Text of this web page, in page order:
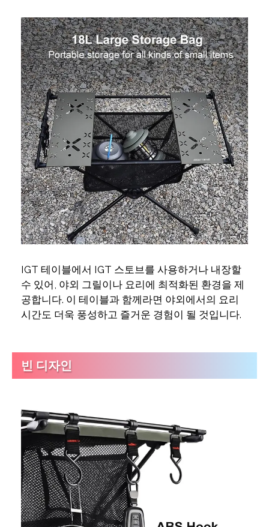
IGT 테이블에서 IGT 스토브를 사용하거나 내장할
수 있어, 야외 그릴이나 요리에 최적화된 환경을 제
공합니다. 이 테이블과 함께라면 야외에서의 요리
시간도 더욱 풍성하고 즐거운 경험이 될 것입니다.
빈 디자인